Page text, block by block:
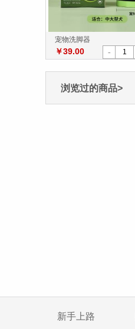
宠物洗脚器
￥39.00 -
浏览过的商品>
新手上路